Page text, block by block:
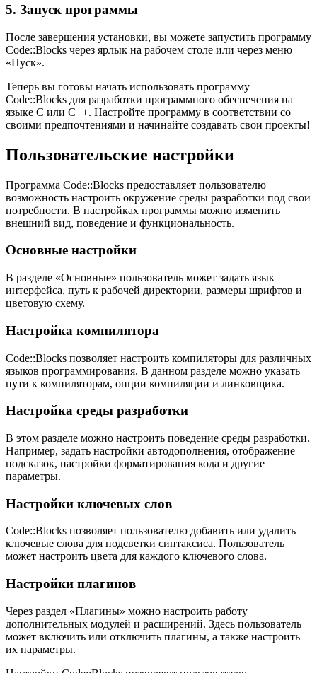
5. Запуск программы
После завершения установки, вы можете запустить программу
Code::Blocks через ярлык на рабочем столе или через меню
«Пуск».
Теперь вы готовы начать использовать программу
Code::Blocks для разработки программного обеспечения на
языке C или C++. Настройте программу в соответствии со
своими предпочтениями и начинайте создавать свои проекты!
Пользовательские настройки
Программа Code::Blocks предоставляет пользователю
возможность настроить окружение среды разработки под свои
потребности. В настройках программы можно изменить
внешний вид, поведение и функциональность.
Основные настройки
В разделе «Основные» пользователь может задать язык
интерфейса, путь к рабочей директории, размеры шрифтов и
цветовую схему.
Настройка компилятора
Code::Blocks позволяет настроить компиляторы для различных
языков программирования. В данном разделе можно указать
пути к компиляторам, опции компиляции и линковщика.
Настройка среды разработки
В этом разделе можно настроить поведение среды разработки.
Например, задать настройки автодополнения, отображение
подсказок, настройки форматирования кода и другие
параметры.
Настройки ключевых слов
Code::Blocks позволяет пользователю добавить или удалить
ключевые слова для подсветки синтаксиса. Пользователь
может настроить цвета для каждого ключевого слова.
Настройки плагинов
Через раздел «Плагины» можно настроить работу
дополнительных модулей и расширений. Здесь пользователь
может включить или отключить плагины, а также настроить
их параметры.